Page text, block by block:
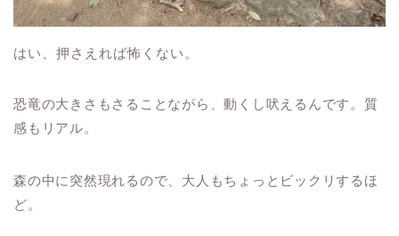
はい、押さえれば怖くない。
恐竜の大きさもさることながら、動くし吠えるんです。質
感もリアル。
森の中に突然現れるので、大人もちょっとビックリするほ
ど。